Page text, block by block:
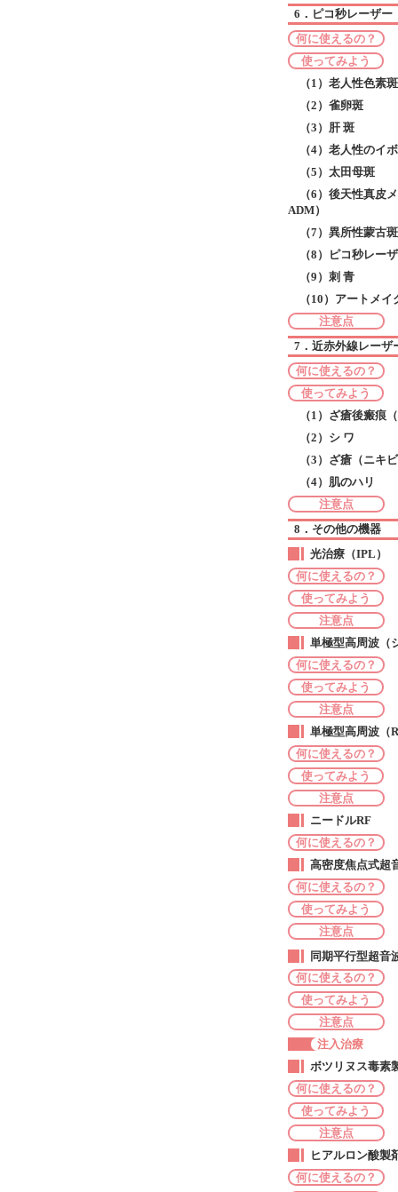
6．ピコ秒レーザー
何に使えるの？
使ってみよう
（1）老人性色素斑
（2）雀卵斑
（3）肝 斑
（4）老人性のイ
（5）太田母斑
（6）後天性真皮
ADM）
（7）異所性蒙古斑
（8）ピコ秒レー
（9）刺 青
（10）アートメイ
注意点
7．近赤外線レーザ
何に使えるの？
使ってみよう
（1）ざ瘡後瘢痕
（2）シ ワ
（3）ざ瘡（ニキ
（4）肌のハリ
注意点
8．その他の機器
光治療（IPL）
何に使えるの？
使ってみよう
注意点
単極型高周波（
何に使えるの？
使ってみよう
注意点
単極型高周波（
何に使えるの？
使ってみよう
注意点
ニードルRF
何に使えるの？
高密度焦点式超
何に使えるの？
使ってみよう
注意点
同期平行型超音
何に使えるの？
使ってみよう
注意点
注入治療
ボツリヌス毒素
何に使えるの？
使ってみよう
注意点
ヒアルロン酸製
何に使えるの？